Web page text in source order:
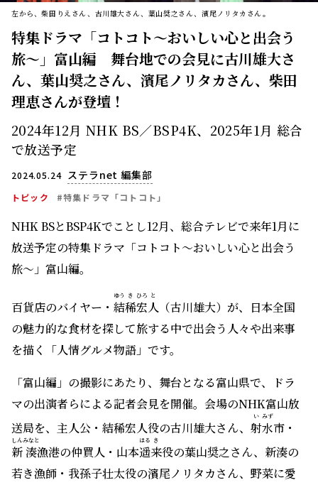
左から、柴田りえさん、古川雄大さん、葉山奨之さん、濱尾ノリタカさん。
特集ドラマ「コトコト～おいしい心と出会う
旅～」富山編 舞台地での会見に古川雄大さ
ん、葉山奨之さん、濱尾ノリタカさん、柴田
理恵さんが登壇！
2024年12月 NHK BS／BSP4K、2025年1月 総合
で放送予定
2024.05.24 ステラnet 編集部
トピック #特集ドラマ「コトコト」
NHK BSとBSP4Kでことし12月、総合テレビで来年1月に
放送予定の特集ドラマ「コトコト～おいしい心と出会う
旅～」富山編。
百貨店のバイヤー・ 結
ゆう
稀
き
宏
ひろ
人
と
（古川雄大）が、日本全国
の魅力的な食材を探して旅する中で出会う人々や出来事
を描く「人情グルメ物語」です。
「富山編」の撮影にあたり、舞台となる富山県で、ドラ
マの出演者らによる記者会見を開催。会場のNHK富山放
送局を、主人公・結稀宏人役の古川雄大さん、 射
い
水
みず
市・
新
しん
湊
みなと
漁港の仲買人・山本遥
はる
来
き
役の葉山奨之さん、新湊の
若き漁師・我孫子壮太役の濱尾ノリタカさん、野菜に愛